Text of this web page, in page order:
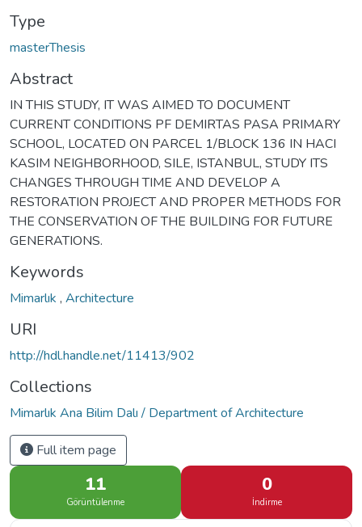
Type
masterThesis
Abstract
IN THIS STUDY, IT WAS AIMED TO DOCUMENT
CURRENT CONDITIONS PF DEMIRTAS PASA PRIMARY
SCHOOL, LOCATED ON PARCEL 1/BLOCK 136 IN HACI
KASIM NEIGHBORHOOD, SILE, ISTANBUL, STUDY ITS
CHANGES THROUGH TIME AND DEVELOP A
RESTORATION PROJECT AND PROPER METHODS FOR
THE CONSERVATION OF THE BUILDING FOR FUTURE
GENERATIONS.
Keywords
Mimarlık , Architecture
URI
http://hdl.handle.net/11413/902
Collections
Mimarlık Ana Bilim Dalı / Department of Architecture
Full item page
11
Görüntülenme
0
İndirme